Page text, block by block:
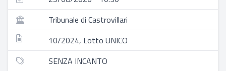
Tribunale di Castrovillari
10/2024, Lotto UNICO
SENZA INCANTO